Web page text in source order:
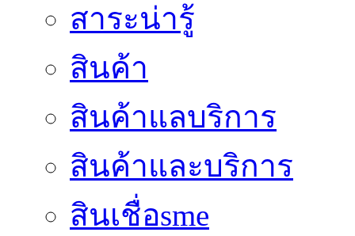
สาระน่ารู้
สินค้า
สินค้าแลบริการ
สินค้าและบริการ
สินเชื่อsme